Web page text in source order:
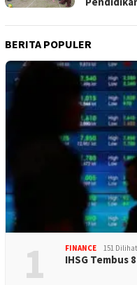
BERITA POPULER
1 FINANCE 151 Dilihat
IHSG